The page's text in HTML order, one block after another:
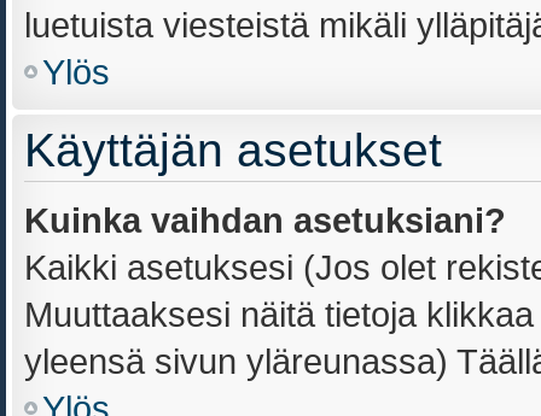
luetuista viesteistä mikäli
Ylös
Käyttäjän asetukset
Kuinka vaihdan asetuksiani?
Kaikki asetuksesi (Jos olet
Muuttaaksesi näitä tietoja
yleensä sivun yläreunassa)